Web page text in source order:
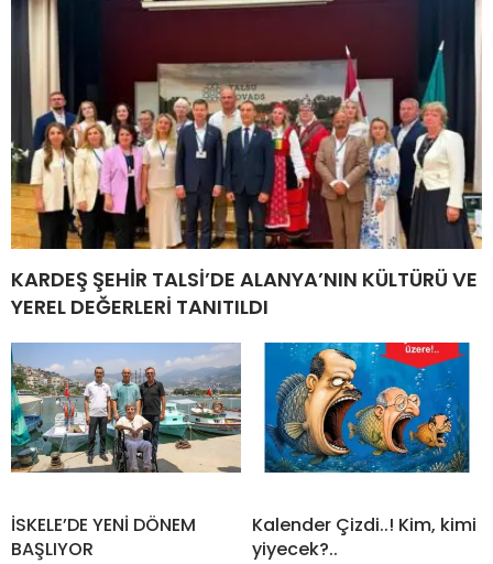
KARDEŞ ŞEHİR TALSİ’DE ALANYA’NIN KÜLTÜRÜ VE
YEREL DEĞERLERİ TANITILDI
İSKELE’DE YENİ DÖNEM
BAŞLIYOR
Kalender Çizdi..! Kim, kimi
yiyecek?..